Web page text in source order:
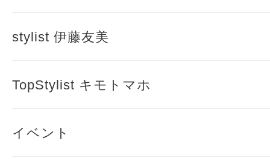
stylist 伊藤友美
TopStylist キモトマホ
イベント